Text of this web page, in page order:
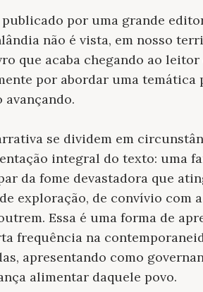
por uma grande
não é vista, em nosso
que acaba chegando ao
por abordar uma temática
se dividem em
integral do texto: uma
da fome devastadora que
exploração, de convívio com
Essa é uma forma de
frequência na
apresentando como
alimentar daquele povo.